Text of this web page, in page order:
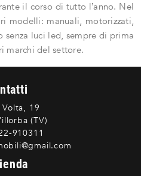
il corso di tutto l’anno. Nel
modelli: manuali, motorizzati,
senza luci led, sempre di prima
marchi del settore.
19
(TV)
910311